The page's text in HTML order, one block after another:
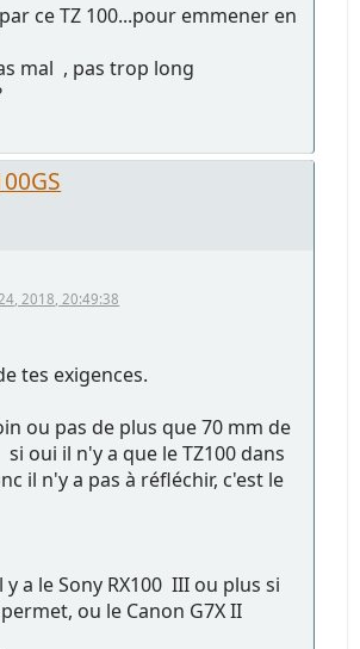
ce TZ 100...pour emmener en
mal , pas trop long
2018, 20:49:38
tes exigences.
ou pas de plus que 70 mm de
il n'y a que le TZ100 dans
il n'y a pas à réfléchir, c'est le
le Sony RX100 III ou plus si
ou le Canon G7X II